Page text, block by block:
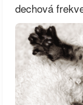
dechová